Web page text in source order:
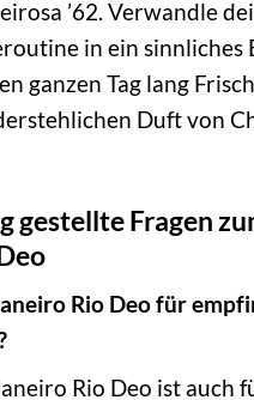
’62. Verwandle
in ein sinnliches
ganzen Tag lang
Duft von
gestellte Fragen
Rio Deo für
Rio Deo ist auch